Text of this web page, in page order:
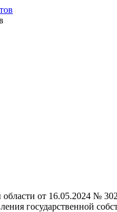
области от 16.05.2024 №
государственной